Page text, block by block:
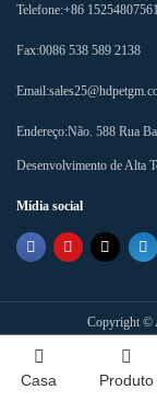
Telefone:+86 15254807561
Fax:0086 538 589 2138
Email:
Endereço:Não. 588 Rua
Desenvolvimento de Alta
Mídia social
Copyright ©
Casa Produto